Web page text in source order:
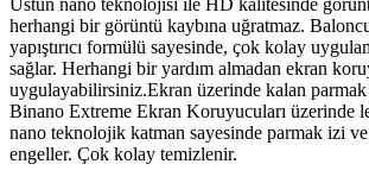
Üstün nano teknolojisi ile HD kalitesinde
herhangi bir görüntü kaybına uğratmaz.
yapıştırıcı formülü sayesinde, çok kolay
sağlar. Herhangi bir yardım almadan ekran
uygulayabilirsiniz.Ekran üzerinde kalan
Binano Extreme Ekran Koruyucuları üzerinde
nano teknolojik katman sayesinde parmak izi
engeller. Çok kolay temizlenir.